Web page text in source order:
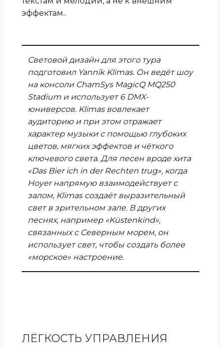
эффектам..
Световой дизайн для этого тура
подготовил Yannik Klimas. Он ведёт шоу
на консоли ChamSys MagicQ MQ250
Stadium и использует 6 DMX-
юниверсов. Klimas вовлекает
аудиторию и при этом отражает
характер музыки с помощью глубоких
цветов, мягких эффектов и чёткого
ключевого света. Для песен вроде хита
«Das Bier ich in der Rechten trug», когда
Hoyer напрямую взаимодействует с
залом, Klimas создаёт выразительный
свет в зрительном зале. В других
песнях, например «Küstenkind»,
связанных с Северным морем, он
использует свет, чтобы создать более
«морское» настроение.
ЛЁГКОСТЬ УПРАВЛЕНИЯ